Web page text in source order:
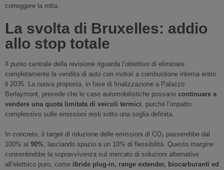
correggere la rotta.
La svolta di Bruxelles: addio
allo stop totale
Il punto centrale della revisione riguarda l’obiettivo di eliminare
completamente la vendita di auto con motori a combustione interna entro
il 2035. La nuova proposta, in fase di finalizzazione a Palazzo
Berlaymont, prevede che le case automobilistiche possano continuare a
vendere una quota limitata di veicoli termici, purché l’impatto
complessivo sulle emissioni resti sotto una soglia definita.
In concreto, il target di riduzione delle emissioni di CO₂ passerebbe dal
100% al 90%, lasciando spazio a un 10% di flessibilità. Questo margine
consentirebbe la sopravvivenza sul mercato di soluzioni alternative
all’elettrico puro, come ibride plug-in, range extender, biocarburanti ed